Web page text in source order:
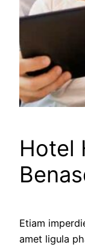
Hotel
Etiam
amet ligula